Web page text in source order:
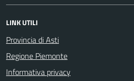
LINK UTILI
Provincia di Asti
Regione Piemonte
Informativa privacy